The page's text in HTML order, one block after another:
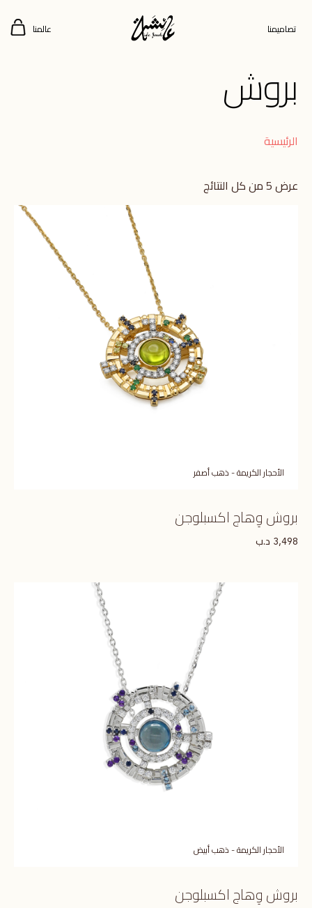
تصاميمنا عالمنا
بروش
الرئيسية
عرض ⁦5⁩ من كل النتائج
الأحجار الكريمة - ذهب أصفر
بروش وِهاج اكسبلوجن
3,498 د.ب
الأحجار الكريمة - ذهب أبيض
بروش وِهاج اكسبلوجن